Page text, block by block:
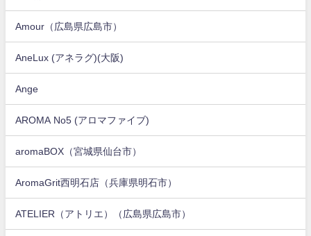
Amour（広島県広島市）
AneLux (アネラグ)(大阪)
Ange
AROMA No5 (アロマファイブ)
aromaBOX（宮城県仙台市）
AromaGrit西明石店（兵庫県明石市）
ATELIER（アトリエ）（広島県広島市）